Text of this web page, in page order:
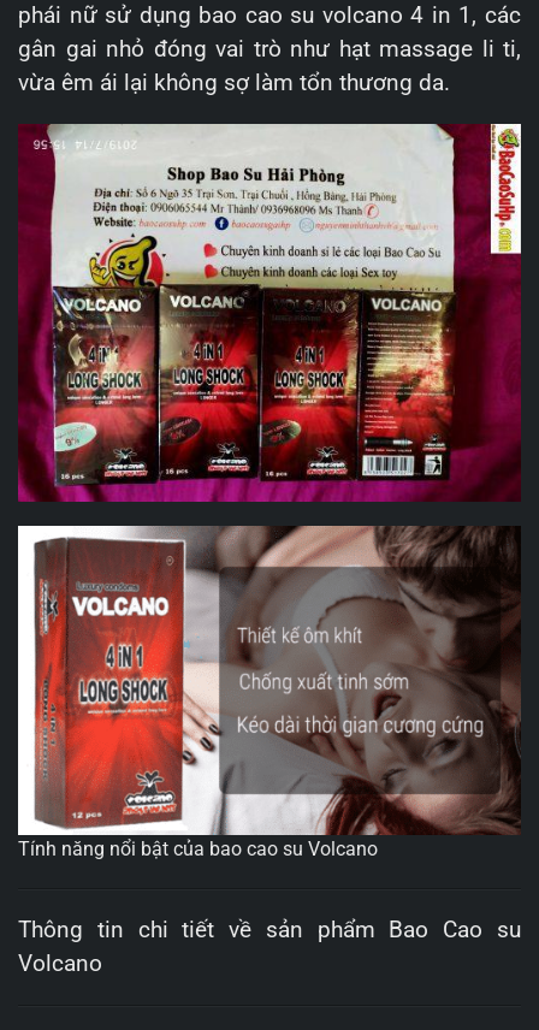
phái nữ sử dụng bao cao su volcano 4 in 1, các
gân gai nhỏ đóng vai trò như hạt massage li ti,
vừa êm ái lại không sợ làm tổn thương da.
Tính năng nổi bật của bao cao su Volcano
Thông tin chi tiết về sản phẩm Bao Cao su
Volcano